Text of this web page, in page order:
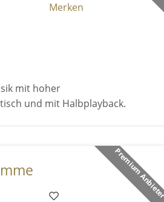
Merken
mit hoher
und mit Halbplayback.
Premium Anbieter